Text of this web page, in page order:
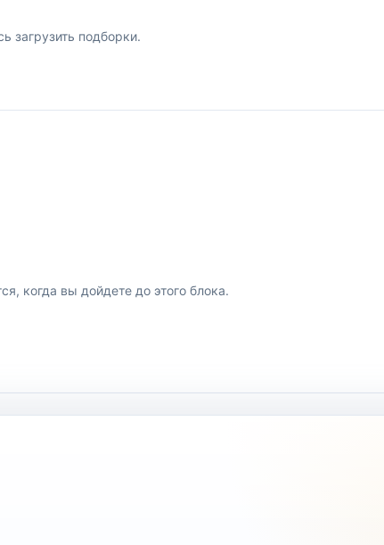
загрузить подборки.
когда вы дойдете до этого блока.